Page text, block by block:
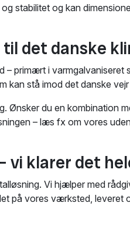
stabilitet og kan
det danske
primært i varmgalvaniseret
kan stå imod det danske
du en kombination
– læs fx om vores
vi klarer det
Vi hjælper med
på vores værksted, leveret